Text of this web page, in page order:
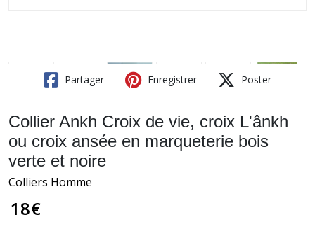
Partager Enregistrer Poster
Collier Ankh Croix de vie, croix L'ânkh
ou croix ansée en marqueterie bois
verte et noire
Colliers Homme
18€